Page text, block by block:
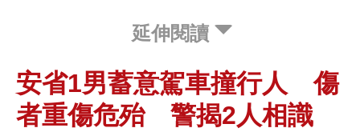
延伸閱讀
安省1男蓄意駕車撞行人 傷
者重傷危殆 警揭2人相識